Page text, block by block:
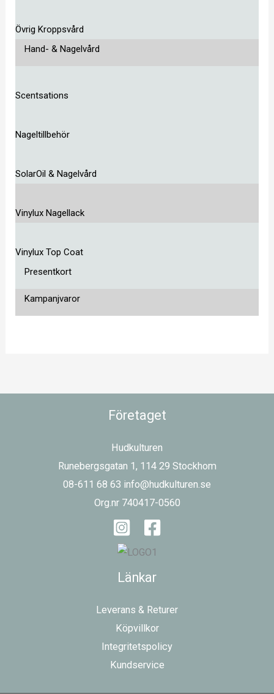
Övrig Kroppsvård
Hand- & Nagelvård
Scentsations
Nageltillbehör
SolarOil & Nagelvård
Vinylux Nagellack
Vinylux Top Coat
Presentkort
Kampanjvaror
Företaget
Hudkulturen
Runebergsgatan 1, 114 29 Stockhom
08-611 68 63 info@hudkulturen.se
Org.nr 740417-0560
Länkar
Leverans & Returer
Köpvillkor
Integritetspolicy
Kundservice